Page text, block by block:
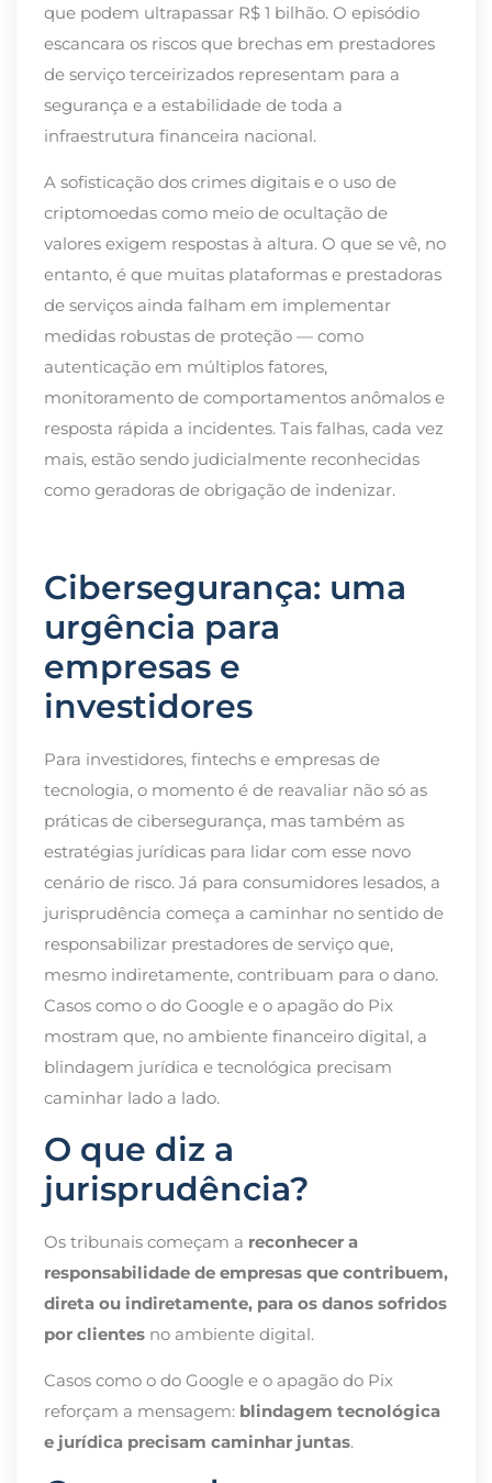
que podem ultrapassar R$ 1 bilhão. O episódio
escancara os riscos que brechas em prestadores
de serviço terceirizados representam para a
segurança e a estabilidade de toda a
infraestrutura financeira nacional.
A sofisticação dos crimes digitais e o uso de
criptomoedas como meio de ocultação de
valores exigem respostas à altura. O que se vê, no
entanto, é que muitas plataformas e prestadoras
de serviços ainda falham em implementar
medidas robustas de proteção — como
autenticação em múltiplos fatores,
monitoramento de comportamentos anômalos e
resposta rápida a incidentes. Tais falhas, cada vez
mais, estão sendo judicialmente reconhecidas
como geradoras de obrigação de indenizar.
Cibersegurança: uma
urgência para
empresas e
investidores
Para investidores, fintechs e empresas de
tecnologia, o momento é de reavaliar não só as
práticas de cibersegurança, mas também as
estratégias jurídicas para lidar com esse novo
cenário de risco. Já para consumidores lesados, a
jurisprudência começa a caminhar no sentido de
responsabilizar prestadores de serviço que,
mesmo indiretamente, contribuam para o dano.
Casos como o do Google e o apagão do Pix
mostram que, no ambiente financeiro digital, a
blindagem jurídica e tecnológica precisam
caminhar lado a lado.
O que diz a
jurisprudência?
Os tribunais começam a reconhecer a
responsabilidade de empresas que contribuem,
direta ou indiretamente, para os danos sofridos
por clientes no ambiente digital.
Casos como o do Google e o apagão do Pix
reforçam a mensagem: blindagem tecnológica
e jurídica precisam caminhar juntas.